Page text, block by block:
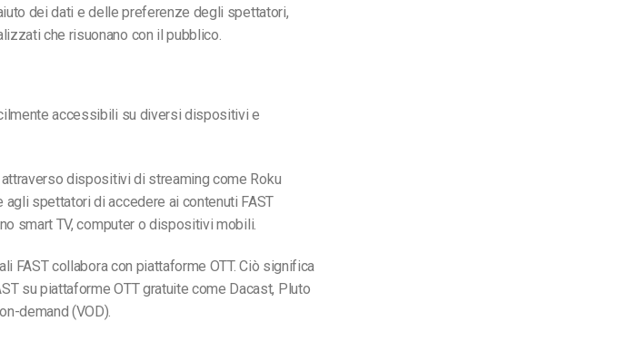
dei dati e delle preferenze degli spettatori,
che risuonano con il pubblico.
accessibili su diversi dispositivi e
dispositivi di streaming come Roku
agli spettatori di accedere ai contenuti FAST
smart TV, computer o dispositivi mobili.
FAST collabora con piattaforme OTT. Ciò significa
su piattaforme OTT gratuite come Dacast, Pluto
demand (VOD).